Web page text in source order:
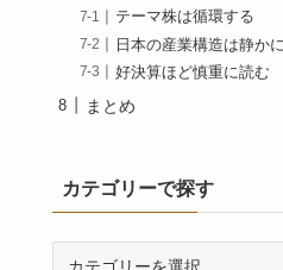
テーマ株は循環する
日本の産業構造は静か
好決算ほど慎重に読む
まとめ
カテゴリーで探す